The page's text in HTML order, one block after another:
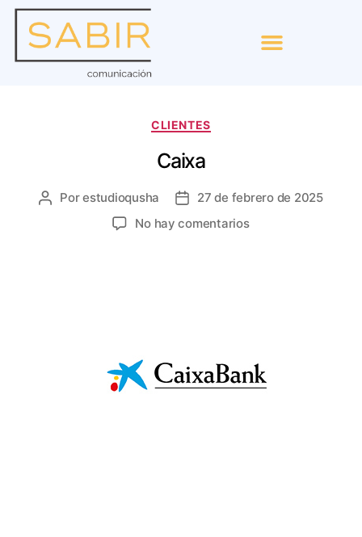
CLIENTES
Caixa
Porestudioqusha
27 de febrero de 2025
No hay comentarios